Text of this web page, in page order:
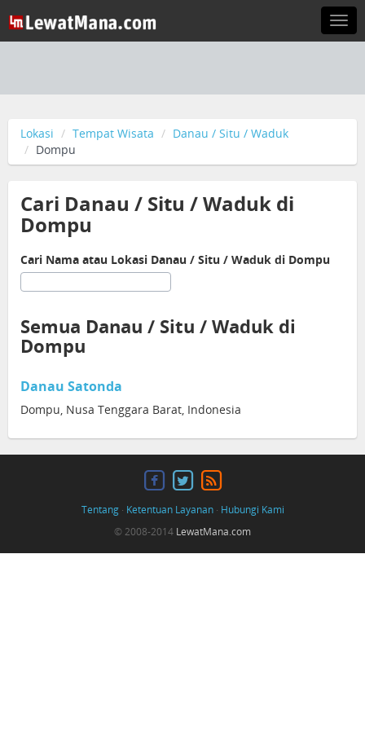
Lokasi Tempat Wisata
Danau / Situ / Waduk
Dompu
Cari Danau / Situ / Waduk di
Dompu
Cari Nama atau Lokasi Danau / Situ / Waduk di Dompu
Semua Danau / Situ / Waduk di
Dompu
Danau Satonda
Dompu, Nusa Tenggara Barat, Indonesia
Tentang· Ketentuan Layanan· Hubungi Kami
© 2008-2014 LewatMana.com